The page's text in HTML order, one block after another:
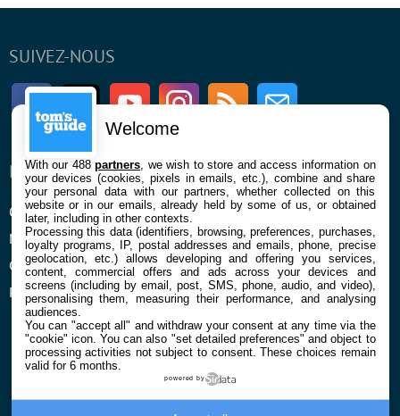
SUIVEZ-NOUS
FacebookTwitter Youtube InstagramRSS Newsletter
ENTREPRISE
Qui sommes nous
Mentions légales et CGU
Confidentialité et Cookies
Préférences cookies
À PROPOS
La rédaction
Contact
Welcome
With our 488partners , we wish to store and access information on
your devices (cookies, pixels in emails, etc.), combine and share
your personal data with our partners, whether collected on this
website or in our emails, already held by some of us, or obtained
later, including in other contexts.
Processing this data (identifiers, browsing, preferences, purchases,
loyalty programs, IP, postal addresses and emails, phone, precise
geolocation, etc.) allows developing and offering you services,
content, commercial offers and ads across your devices and
screens (including by email, post, SMS, phone, audio, and video),
personalising them, measuring their performance, and analysing
audiences.
You can "accept all" and withdraw your consent at any time via the
"cookie" icon. You can also "set detailed preferences" and object to
processing activities not subject to consent. These choices remain
valid for 6 months.
powered by